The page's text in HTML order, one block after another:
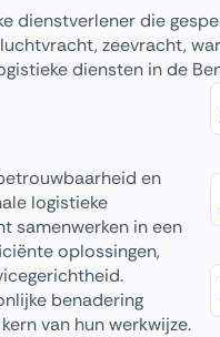
dienstverlener die
zeevracht,
diensten in de
en
logistieke
samenwerken in een
oplossingen,
benadering
van hun werkwijze.